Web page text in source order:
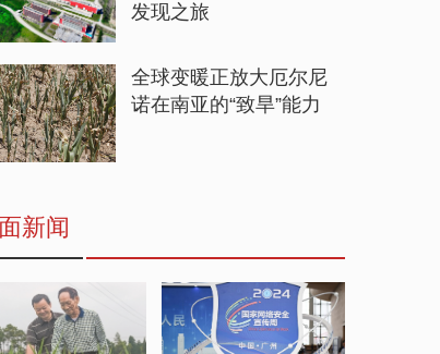
发现之旅
全球变暖正放大厄尔尼
诺在南亚的“致旱”能力
新闻